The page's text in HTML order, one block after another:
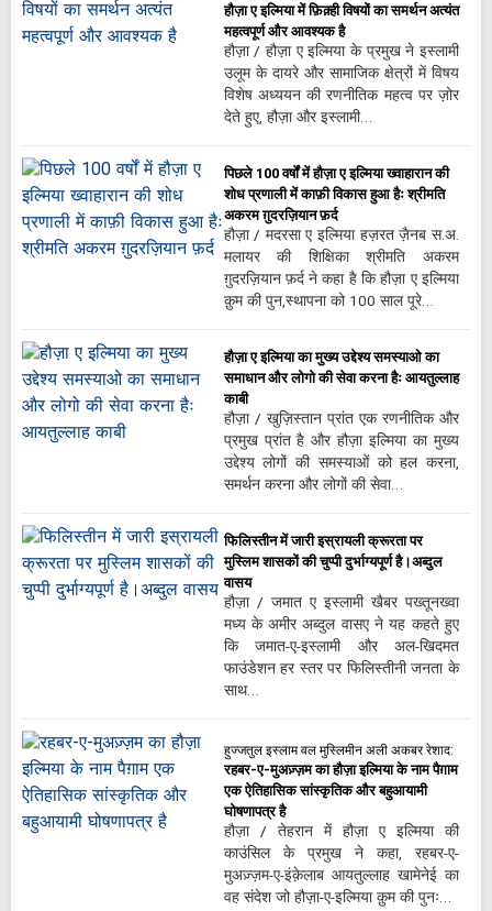
हौज़ा ए इल्मिया में फ़िक़्ही विषयों का समर्थन अत्यंत
महत्वपूर्ण और आवश्यक है
हौज़ा / हौज़ा ए इल्मिया के प्रमुख ने इस्लामी
उलूम के दायरे और सामाजिक क्षेत्रों में विषय
विशेष अध्ययन की रणनीतिक महत्व पर ज़ोर
देते हुए, हौज़ा और इस्लामी…
पिछले 100 वर्षों में हौज़ा ए इल्मिया ख्वाहारान की
शोध प्रणाली में काफ़ी विकास हुआ हैः श्रीमति
अकरम ग़ुदरज़ियान फ़र्द
हौज़ा / मदरसा ए इल्मिया हज़रत ज़ैनब स.अ.
मलायर की शिक्षिका श्रीमति अकरम
ग़ुदरज़ियान फ़र्द ने कहा है कि हौज़ा ए इल्मिया
क़ुम की पुन,स्थापना को 100 साल पूरे…
हौज़ा ए इल्मिया का मुख्य उद्देश्य समस्याओ का
समाधान और लोगो की सेवा करना हैः आयतुल्लाह
काबी
हौज़ा / खुज़िस्तान प्रांत एक रणनीतिक और
प्रमुख प्रांत है और हौज़ा इल्मिया का मुख्य
उद्देश्य लोगों की समस्याओं को हल करना,
समर्थन करना और लोगों की सेवा…
फिलिस्तीन में जारी इस्रायली क्रूरता पर
मुस्लिम शासकों की चुप्पी दुर्भाग्यपूर्ण है।अब्दुल
वासय
हौज़ा / जमात ए इस्लामी खैबर पख्तूनख्वा
मध्य के अमीर अब्दुल वासए ने यह कहते हुए
कि जमात-ए-इस्लामी और अल-खिदमत
फाउंडेशन हर स्तर पर फिलिस्तीनी जनता के
साथ…
हुज्जतुल इस्लाम वल मुस्लिमीन अली अकबर रेशाद:
रहबर-ए-मुअज़्ज़म का हौज़ा इल्मिया के नाम पैग़ाम
एक ऐतिहासिक सांस्कृतिक और बहुआयामी
घोषणापत्र है
हौज़ा / तेहरान में हौज़ा ए इल्मिया की
काउंसिल के प्रमुख ने कहा, रहबर-ए-
मुअज़्ज़म-ए-इंक़ेलाब आयतुल्लाह खामेनेई का
वह संदेश जो हौज़ा-ए-इल्मिया क़ुम की पुनः…